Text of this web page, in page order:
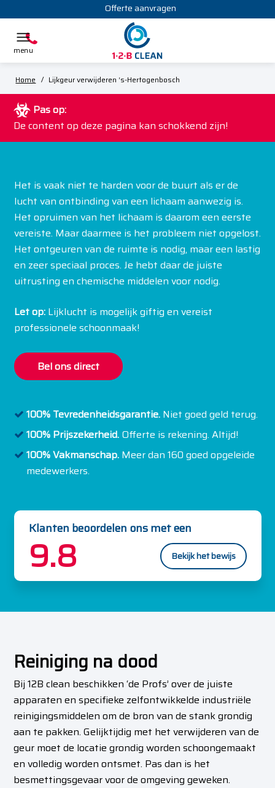
Offerte aanvragen
Home / Lijkgeur verwijderen ‘s-Hertogenbosch
Pas op:
De content op deze pagina kan schokkend zijn!
Het is vaak niet te harden voor de buurt als er de
lucht van ontbinding van een lichaam aanwezig is.
Het opruimen van het lichaam is daarom een eerste
vereiste. Maar daarmee is het probleem niet opgelost.
Het ontgeuren van de ruimte is nodig, maar een lastig
en zeer speciaal proces. Je hebt daar de juiste
uitrusting en chemische middelen voor nodig.
Let op:Lijklucht is mogelijk giftig en vereist
professionele schoonmaak!
Bel ons direct
100% Tevredenheidsgarantie. Niet goed geld terug.
100% Prijszekerheid. Offerte is rekening. Altijd!
100% Vakmanschap. Meer dan 160 goed opgeleide
medewerkers.
Klanten beoordelen ons met een
9.8 Bekijk het bewijs
Reiniging na dood
Bij 12B clean beschikken ‘de Profs’ over de juiste
apparaten en specifieke zelfontwikkelde industriële
reinigingsmiddelen om de bron van de stank grondig
aan te pakken. Gelijktijdig met het verwijderen van de
geur moet de locatie grondig worden schoongemaakt
en volledig worden ontsmet. Pas dan is het
besmettingsgevaar voor de omgeving geweken.